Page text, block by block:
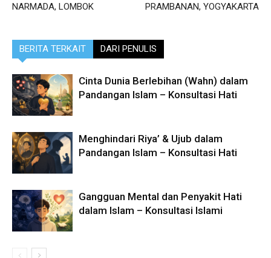
NARMADA, LOMBOK
PRAMBANAN, YOGYAKARTA
BERITA TERKAIT DARI PENULIS
Cinta Dunia Berlebihan (Wahn) dalam
Pandangan Islam – Konsultasi Hati
Menghindari Riya’ & Ujub dalam
Pandangan Islam – Konsultasi Hati
Gangguan Mental dan Penyakit Hati
dalam Islam – Konsultasi Islami